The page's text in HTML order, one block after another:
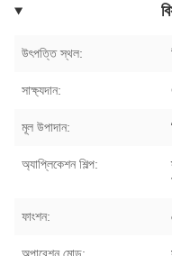
উৎপত্তি স্থল:
সাক্ষ্যদান:
মূল উপাদান:
অ্যাপ্লিকেশন শিল্প:
ফাংশন: